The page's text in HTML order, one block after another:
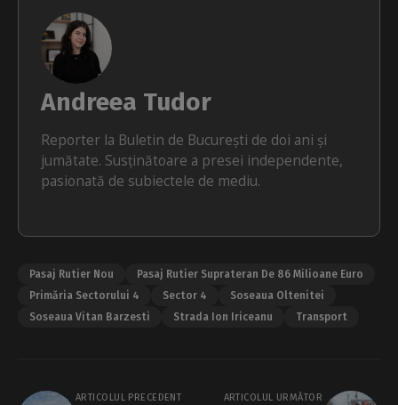
Andreea Tudor
Reporter la Buletin de București de doi ani și
jumătate. Susținătoare a presei independente,
pasionată de subiectele de mediu.
Pasaj Rutier Nou
Pasaj Rutier Suprateran De 86 Milioane Euro
Primăria Sectorului 4
Sector 4
Soseaua Oltenitei
Soseaua Vitan Barzesti
Strada Ion Iriceanu Transport
ARTICOLUL PRECEDENT ARTICOLUL URMĂTOR